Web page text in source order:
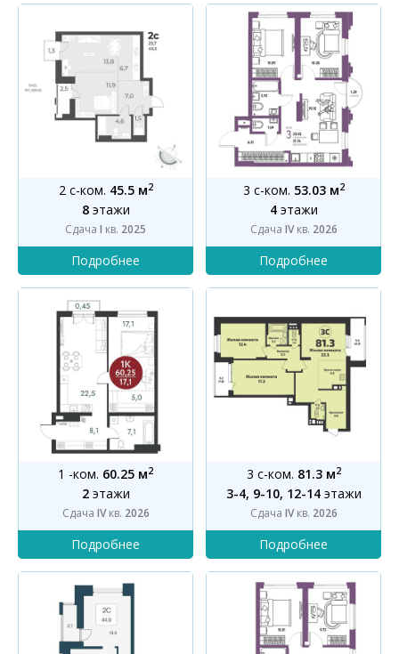
2 с-ком. 45.5 м2
8этажи
Сдача I кв. 2025
3 с-ком. 53.03 м2
4этажи
Сдача IVкв. 2026
1 -ком. 60.25 м2
2этажи
Сдача IVкв. 2026
3 с-ком. 81.3 м2
3-4, 9-10, 12-14этажи
Сдача IVкв. 2026